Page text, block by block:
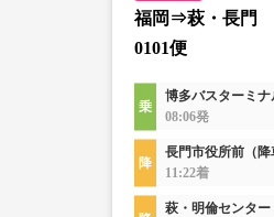
福岡⇒萩・長門
0101便
博多バスターミナ
08:06発
長門市役所前（降
11:22着
萩・明倫センター